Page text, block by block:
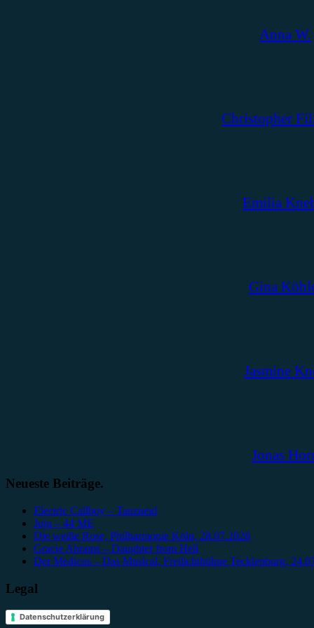
Anna W.
Christopher
Emilia
Gina
Jasmine
Jonas
Neueste Beiträge.
Electric Callboy – Tanzneid
Juju – 44 ME
Die weiße Rose, Philharmonie Köln, 28.07.2026
Gracie Abrams – Daughter from Hell
Der Medicus – Das Musical, Freilichtbühne Tecklenburg,
Legal
Datenschutzerklärung